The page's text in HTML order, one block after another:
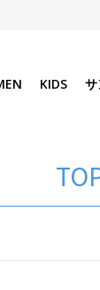
KIDS サ